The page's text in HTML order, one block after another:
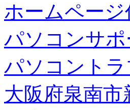
ホームページ
パソコンサポ
パソコント
大阪府泉南市